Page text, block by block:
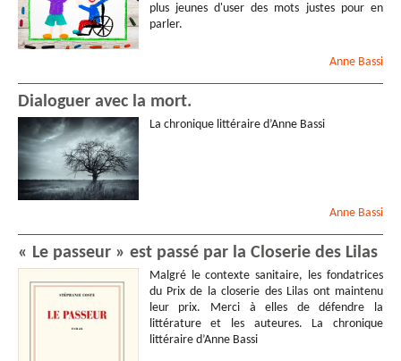
plus jeunes d'user des mots justes pour en
parler.
Anne Bassi
Dialoguer avec la mort.
La chronique littéraire d’Anne Bassi
Anne Bassi
« Le passeur » est passé par la Closerie des Lilas
Malgré le contexte sanitaire, les fondatrices
du Prix de la closerie des Lilas ont maintenu
leur prix. Merci à elles de défendre la
littérature et les auteures. La chronique
littéraire d’Anne Bassi